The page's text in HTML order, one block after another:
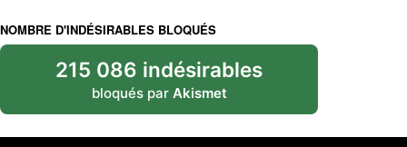
NOMBRE D'INDÉSIRABLES BLOQUÉS
215 086 indésirables
bloqués par Akismet